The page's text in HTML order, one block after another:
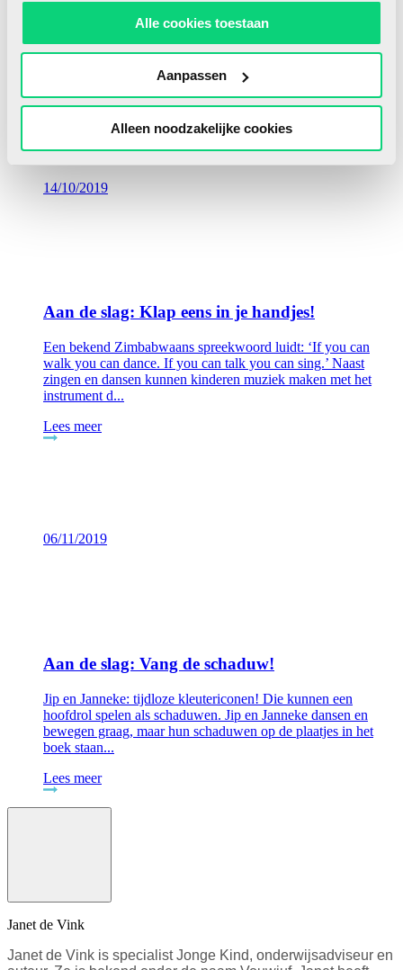
Alle cookies toestaan
Aanpassen
Alleen noodzakelijke cookies
hoe moet dat dan wel? Wat is voldoende bewegen? Of lang
stil...
14/10/2019
Aan de slag: Klap eens in je handjes!
Een bekend Zimbabwaans spreekwoord luidt: ‘If you can
walk you can dance. If you can talk you can sing.’ Naast
zingen en dansen kunnen kinderen muziek maken met het
instrument d...
Lees meer
06/11/2019
Aan de slag: Vang de schaduw!
Jip en Janneke: tijdloze kleutericonen! Die kunnen een
hoofdrol spelen als schaduwen. Jip en Janneke dansen en
bewegen graag, maar hun schaduwen op de plaatjes in het
boek staan...
Lees meer
Janet de Vink
Janet de Vink is specialist Jonge Kind, onderwijsadviseur en